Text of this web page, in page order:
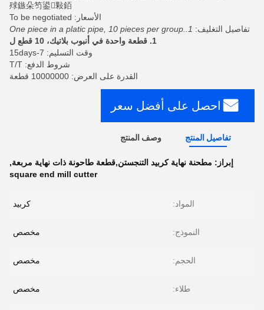
殏鏃朵笉鍙敤銆
الأسعار: To be negotiated
تفاصيل التغليف: 1.One piece in a platic pipe, 10 pieces per group.
1. قطعة واحدة في أنبوب بلاتيك، 10 قطع ل
وقت التسليم: 7-15days
شروط الدفع: T/T
القدرة على العرض: 10000000 قطعة
احصل على أفضل سعر
تفاصيل المنتج وصف المنتج
إبراز: مطحنة نهاية كربيد التنجستن,قطعة طاحونة ذات نهاية مربعة,
square end mill cutter
المواد: كربيد
النموذج: مخصص
الحجم: مخصص
طلاء: مخصص